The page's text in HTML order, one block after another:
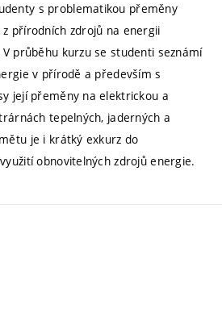
s problematikou přeměny
přírodních zdrojů na energii
průběhu kurzu se studenti seznámí
v přírodě a především s
její přeměny na elektrickou a
tepelných, jaderných a
je i krátký exkurz do
obnovitelných zdrojů energie.